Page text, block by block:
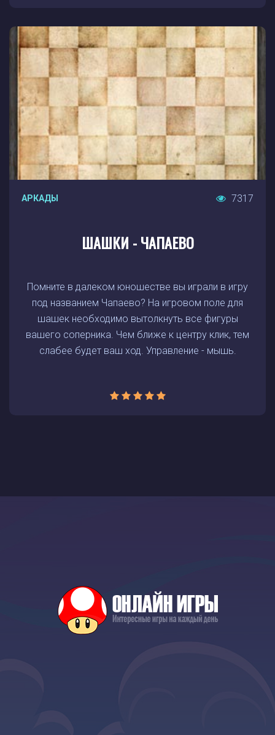
АРКАДЫ 7317
ШАШКИ - ЧАПАЕВО
Помните в далеком юношестве вы играли в игру
под названием Чапаево? На игровом поле для
шашек необходимо вытолкнуть все фигуры
вашего соперника. Чем ближе к центру клик, тем
слабее будет ваш ход. Управление - мышь.